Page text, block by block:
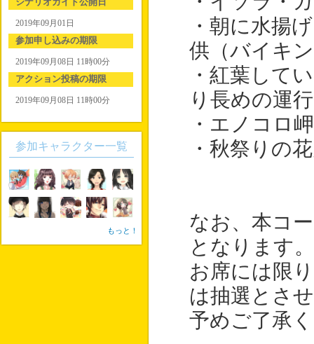
・朝に水揚
供（バイキ
・紅葉して
り長めの運行
・エノコロ
・秋祭りの
なお、本コ
となります。
お席には限
は抽選とさ
予めご了承
2019年09月01日
参加申し込みの期限
2019年09月08日 11時00分
アクション投稿の期限
2019年09月08日 11時00分
参加キャラクター一覧
もっと！